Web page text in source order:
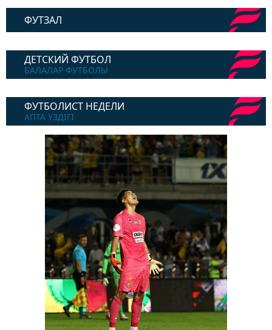
ФУТЗАЛ
ДЕТСКИЙ ФУТБОЛ
БАЛАЛАР ФУТБОЛЫ
ФУТБОЛИСТ НЕДЕЛИ
АПТА ҮЗДІГІ